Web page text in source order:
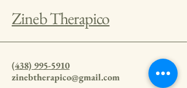
Zineb Therapico
(438) 995-5910
zinebtherapico@gmail.com